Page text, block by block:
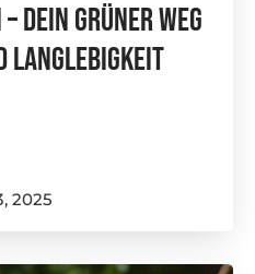
Dein Grüner Weg
Langlebigkeit
2025